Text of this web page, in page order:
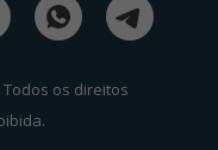
Todos os direitos